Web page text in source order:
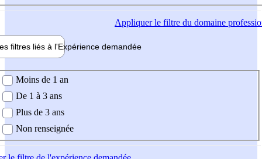
Appliquerle filtre du domaine
filtres liés à l'Expérience demandée
demandée
Moins de 1 an
De 1 à 3 ans
Plus de 3 ans
Non renseignée